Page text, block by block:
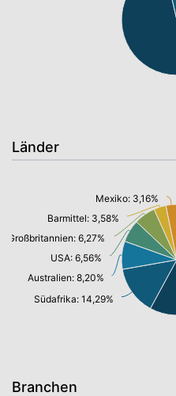
Länder
Südafrika: 14,29%
Australien: 8,20%
USA: 6,56%
Großbritannien: 6,27%
Barmittel: 3,58%
Mexiko: 3,16%
Branchen